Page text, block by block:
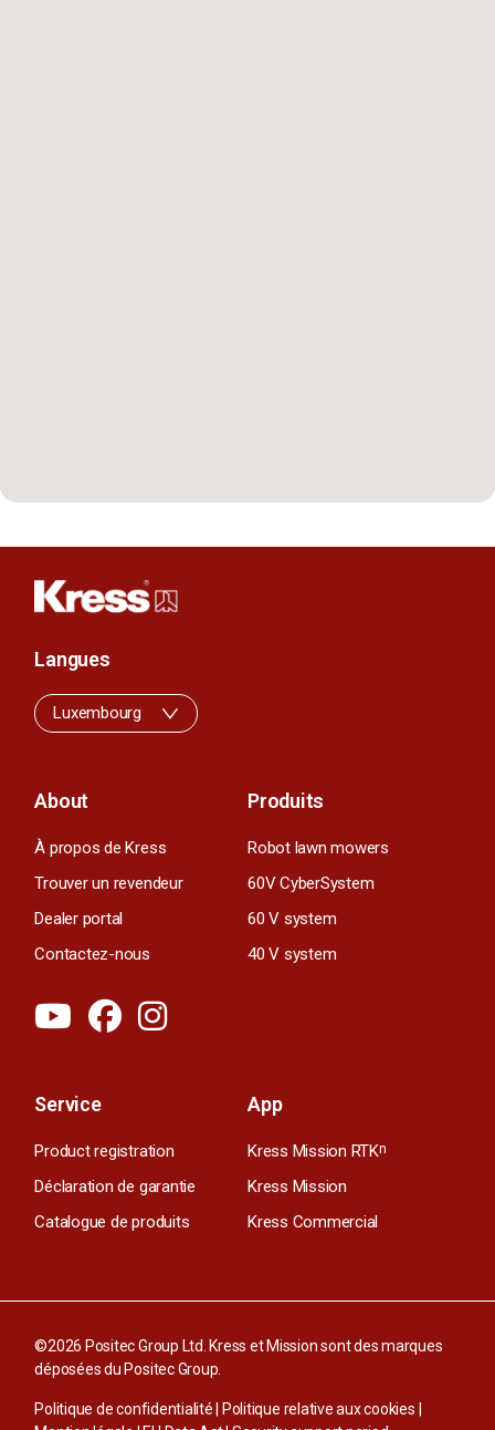
About
À propos de Kress
Trouver un revendeur
Dealer portal
Contactez-nous
Produits
Robot lawn mowers
60V CyberSystem
60 V system
40 V system
Service
Product registration
Déclaration de garantie
Catalogue de produits
App
Kress Mission RTKn
Kress Mission
Kress Commercial
Langues
Luxembourg
©2026 Positec Group Ltd. Kress et Mission sont des marques
déposées du Positec Group.
Politique de confidentialité Politique relative aux cookies